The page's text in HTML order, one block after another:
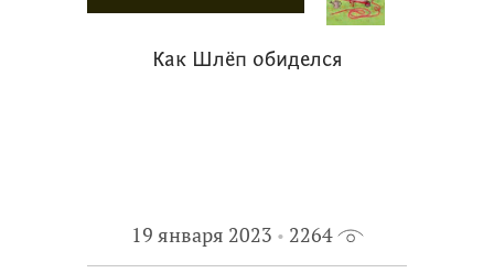
Как Шлёп обиделся
19 января 2023 2264